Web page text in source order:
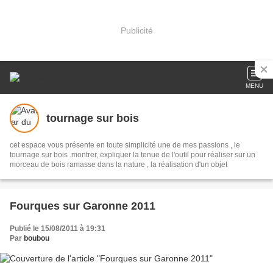
Publicité
MENU
tournage sur bois
cet espace vous présente en toute simplicité une de mes passions , le
tournage sur bois .montrer, expliquer la tenue de l'outil pour réaliser sur un
morceau de bois ramasse dans la nature , la réalisation d'un objet
Fourques sur Garonne 2011
Publié le 15/08/2011 à 19:31
Par boubou